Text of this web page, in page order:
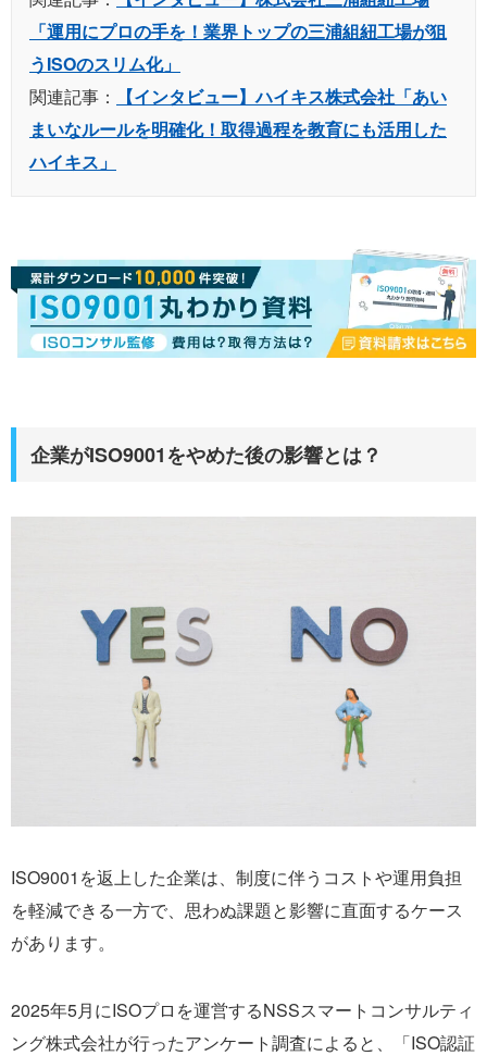
「運用にプロの手を！業界トップの三浦組紐工場が狙
うISOのスリム化」
関連記事：
【インタビュー】ハイキス株式会社「あい
まいなルールを明確化！取得過程を教育にも活用した
ハイキス」
企業がISO9001をやめた後の影響とは？
ISO9001を返上した企業は、制度に伴うコストや運用負担
を軽減できる一方で、思わぬ課題と影響に直面するケース
があります。
2025年5月にISOプロを運営するNSSスマートコンサルティ
ング株式会社が行ったアンケート調査によると、「ISO認証